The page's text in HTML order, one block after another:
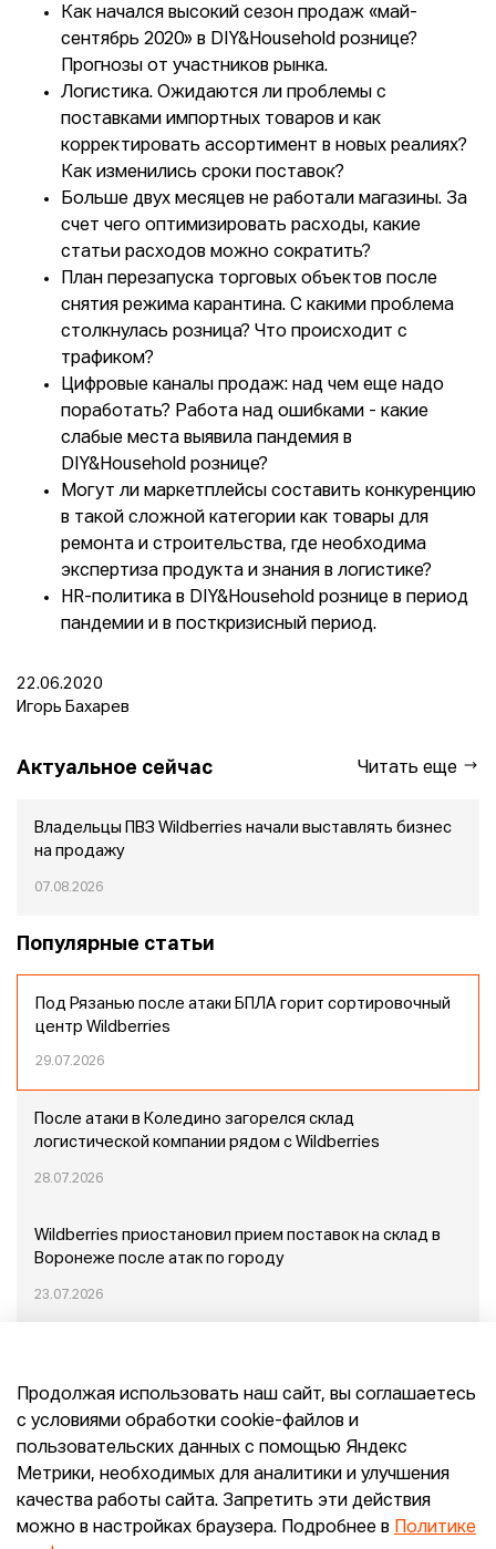
Как начался высокий сезон продаж «май-
сентябрь 2020» в DIY&Household рознице?
Прогнозы от участников рынка.
Логистика. Ожидаются ли проблемы с
поставками импортных товаров и как
корректировать ассортимент в новых реалиях?
Как изменились сроки поставок?
Больше двух месяцев не работали магазины. За
счет чего оптимизировать расходы, какие
статьи расходов можно сократить?
План перезапуска торговых объектов после
снятия режима карантина. С какими проблема
столкнулась розница? Что происходит с
трафиком?
Цифровые каналы продаж: над чем еще надо
поработать? Работа над ошибками - какие
слабые места выявила пандемия в
DIY&Household рознице?
Могут ли маркетплейсы составить конкуренцию
в такой сложной категории как товары для
ремонта и строительства, где необходима
экспертиза продукта и знания в логистике?
HR-политика в DIY&Household рознице в период
пандемии и в посткризисный период.
22.06.2020
Игорь Бахарев
Актуальное сейчас Читать еще
Владельцы ПВЗ Wildberries начали выставлять бизнес
на продажу
07.08.2026
Популярные статьи
Под Рязанью после атаки БПЛА горит сортировочный
центр Wildberries
29.07.2026
После атаки в Коледино загорелся склад
логистической компании рядом с Wildberries
28.07.2026
Wildberries приостановил прием поставок на склад в
Воронеже после атак по городу
23.07.2026
Конец эпохи маркетплейсов: прогнозы сооснователя
Mr.Doors Максима Валецкого
26.06.2026
Продолжая использовать наш сайт, вы соглашаетесь
с условиями обработки cookie-файлов и
пользовательских данных с помощью Яндекс
Метрики, необходимых для аналитики и улучшения
качества работы сайта. Запретить эти действия
можно в настройках браузера. Подробнее в
Политике